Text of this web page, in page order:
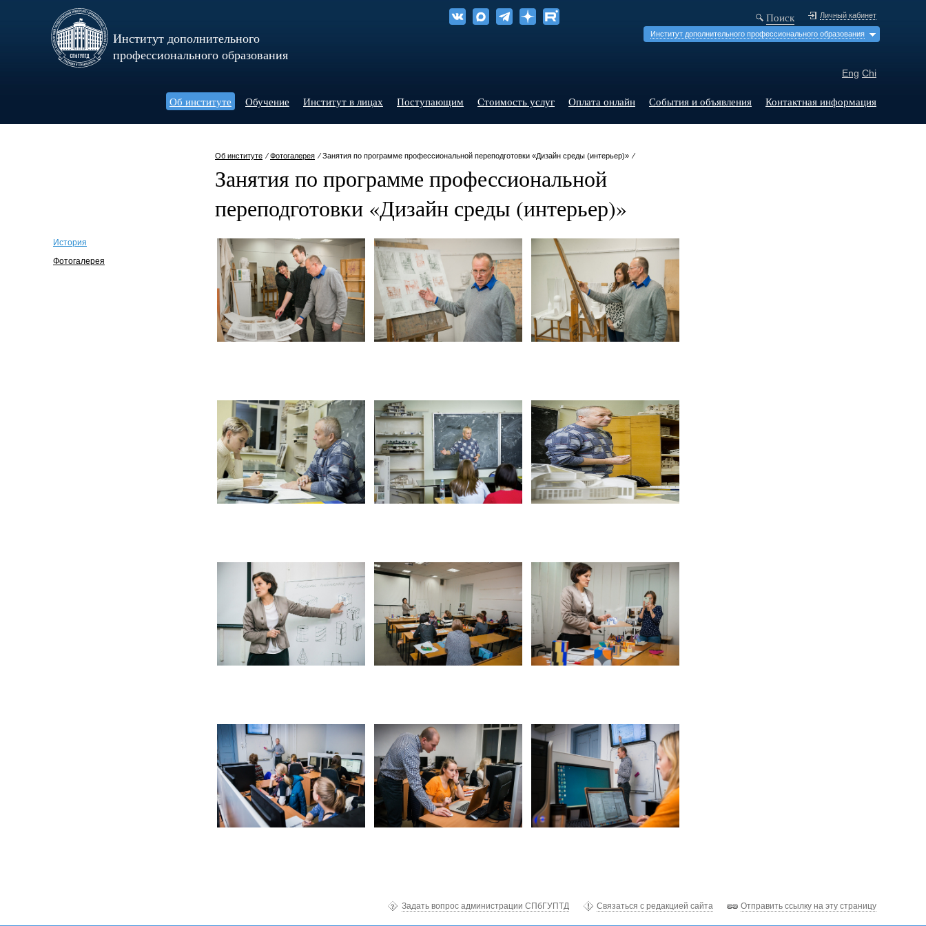
Институт дополнительного
профессионального образования
Личный кабинет
Поиск
Институт дополнительного профессионального образования
Eng Chi
Об институте Обучение Институт в лицах Поступающим Стоимость услуг Оплата онлайн События и объявления Контактная информация
Об институте ⁄Фотогалерея ⁄ Занятия по программе профессиональной переподготовки «Дизайн среды (интерьер)» ⁄
Занятия по программе профессиональной
переподготовки «Дизайн среды (интерьер)»
История
Фотогалерея
Отправить ссылку на эту страницу
Связаться с редакцией сайта
Задать вопрос администрации СПбГУПТД